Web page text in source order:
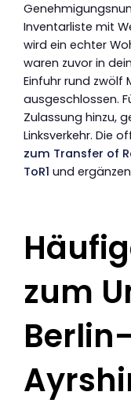
Inventarliste mit
wird ein echter
waren zuvor in
Einfuhr rund zwölf
ausgeschlossen.
Zulassung hinzu,
Linksverkehr. Die
zum Transfer of
ToR1 und
zum